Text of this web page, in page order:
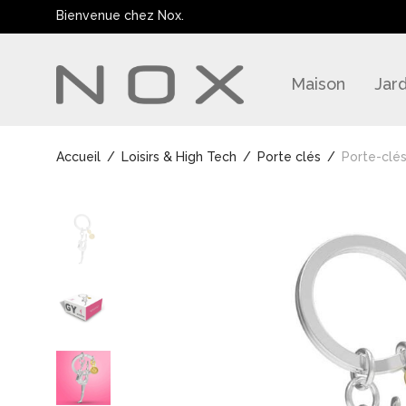
Bienvenue chez Nox.
Maison
Accueil / Loisirs & High Tech / Porte clés / Porte-